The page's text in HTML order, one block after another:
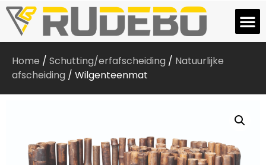
Home / Schutting/erfafscheiding / Natuurlijke
afscheiding / Wilgenteenmat